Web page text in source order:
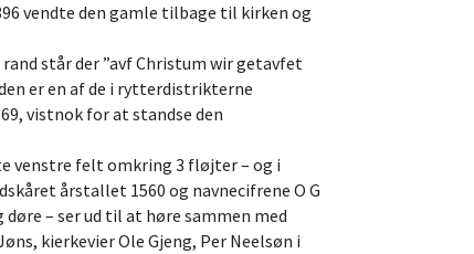
vendte den gamle tilbage til kirken og
står der ”avf Christum wir getavfet
er en af de i rytterdistrikterne
vistnok for at standse den
venstre felt omkring 3 fløjter – og i
årstallet 1560 og navnecifrene O G
– ser ud til at høre sammen med
kierkevier Ole Gjeng, Per Neelsøn i